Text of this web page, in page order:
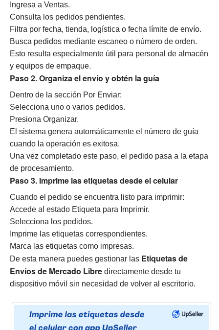
Ingresa a Ventas.
Consulta los pedidos pendientes.
Filtra por fecha, tienda, logística o fecha límite de envío.
Busca pedidos mediante escaneo o número de orden.
Esto resulta especialmente útil para personal de almacén
y equipos de empaque.
Paso 2. Organiza el envío y obtén la guía
Dentro de la sección Por Enviar:
Selecciona uno o varios pedidos.
Presiona Organizar.
El sistema genera automáticamente el número de guía
cuando la operación es exitosa.
Una vez completado este paso, el pedido pasa a la etapa
de procesamiento.
Paso 3. Imprime las etiquetas desde el celular
Cuando el pedido se encuentra listo para imprimir:
Accede al estado Etiqueta para Imprimir.
Selecciona los pedidos.
Imprime las etiquetas correspondientes.
Marca las etiquetas como impresas.
De esta manera puedes gestionar las Etiquetas de
Envíos de Mercado Libre directamente desde tu
dispositivo móvil sin necesidad de volver al escritorio.